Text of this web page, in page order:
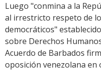
Luego "conmina a la
al irrestricto respeto de
democráticos"
sobre Derechos
Acuerdo de Barbados
oposición venezolana en